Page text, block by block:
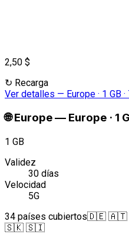
2,50 $
↻ Recarga
Ver detalles — Europe · 1 GB
🌐 Europe— Europe · 1
1 GB
Validez
30 días
Velocidad
5G
34 países cubiertos🇩🇪 🇦🇹
🇸🇰 🇸🇮